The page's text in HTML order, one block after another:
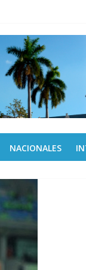
(+ Fotos)
por el centenario
NACIONALES